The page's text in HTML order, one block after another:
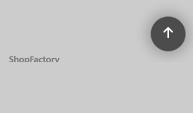
Webwinkel gemaakt met